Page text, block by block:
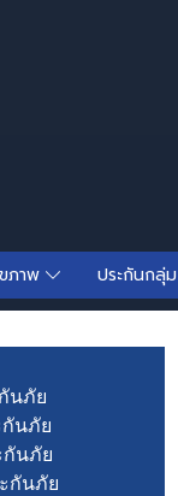
ภาพ ประกันกลุ่ม
นภัย
กันภัย
นภัย
กันภัย